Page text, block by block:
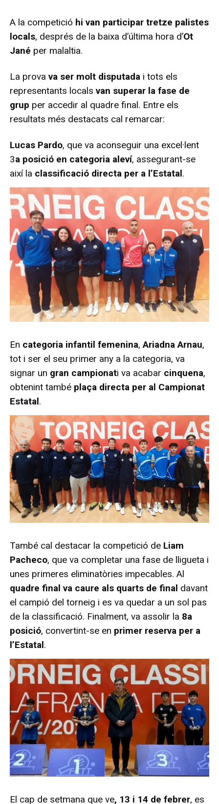
A la competició hi van participar tretze palistes
locals, després de la baixa d’última hora d’Ot
Jané per malaltia.
La prova va ser molt disputada i tots els
representants locals van superar la fase de
grup per accedir al quadre final. Entre els
resultats més destacats cal remarcar:
Lucas Pardo, que va aconseguir una excel·lent
3a posició en categoria aleví, assegurant-se
així la classificació directa per a l’Estatal.
En categoria infantil femenina,Ariadna Arnau,
tot i ser el seu primer any a la categoria, va
signar un gran campionati va acabar cinquena,
obtenint també plaça directa per al Campionat
Estatal.
També cal destacar la competició de Liam
Pacheco, que va completar una fase de lligueta i
unes primeres eliminatòries impecables. Al
quadre final va caure als quarts de final davant
el campió del torneig i es va quedar a un sol pas
de la classificació. Finalment, va assolir la 8a
posició, convertint-se en primer reserva per a
l’Estatal.
El cap de setmana que ve, 13 i 14 de febrer, es